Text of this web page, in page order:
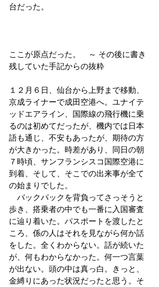
台だった。
ここが原点だった。　～ その後に書き
残していた手記からの抜粋
１２月６日、仙台から上野まで移動、
京成ライナーで成田空港へ。ユナイテ
ッドエアライン、国際線の飛行機に乗
るのは初めてだったが、機内では日本
語も通じ、不安もあったが、期待の方
が大きかった。時差があり、同日の朝
７時頃、サンフランシスコ国際空港に
到着、そして、そこでの出来事が全て
の始まりでした。
バックパックを背負ってさっそうと
歩き、搭乗者の中でも一番に入国審査
に辿り着いた。パスポートを渡したと
ころ、係の人はそれを見ながら何か話
をした。全くわからない。話が続いた
が、何もわからなかった。何一つ言葉
が出ない。頭の中は真っ白。きっと、
金縛りにあった状況だったと思う。そ